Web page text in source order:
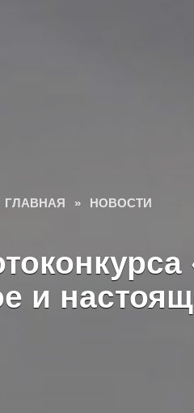
ГЛАВНАЯ » НОВОСТИ
и